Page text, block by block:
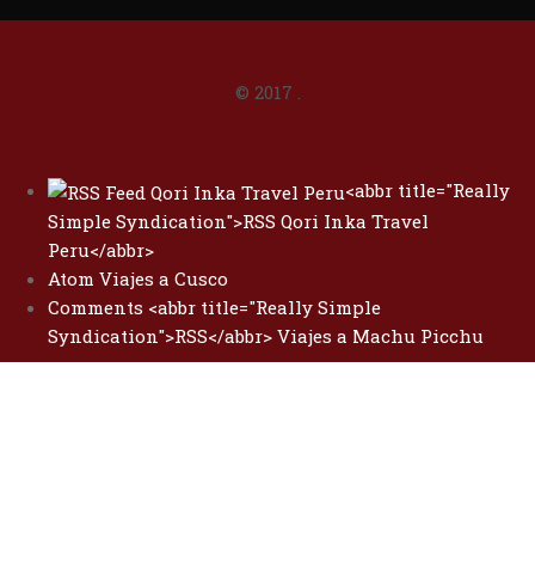
© 2017
<abbr title="Really
Simple Syndication">RSS Qori Inka Travel
Peru</abbr>
Atom Viajes a Cusco
Comments <abbr title="Really Simple
Syndication">RSS</abbr> Viajes a Machu Picchu